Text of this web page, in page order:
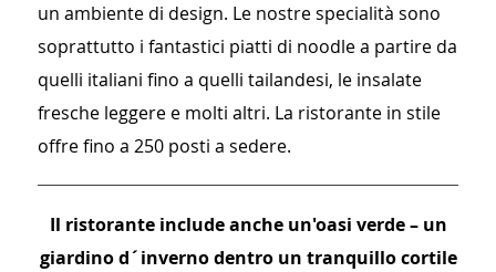
un ambiente di design. Le nostre specialità sono
soprattutto i fantastici piatti di noodle a partire da
quelli italiani fino a quelli tailandesi, le insalate
fresche leggere e molti altri. La ristorante in stile
offre fino a 250 posti a sedere.
Il ristorante include anche un'oasi verde – un
giardino d´inverno dentro un tranquillo cortile